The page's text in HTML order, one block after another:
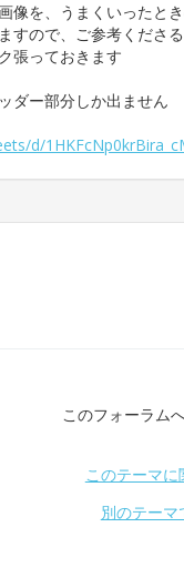
像を、うまくいったと
すので、ご参考くださ
張っておきます
ダー部分しか出ません
d/
このフォーラム
このテーマに
別のテーマ